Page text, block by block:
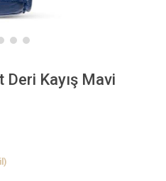
Deri Kayış Mavi